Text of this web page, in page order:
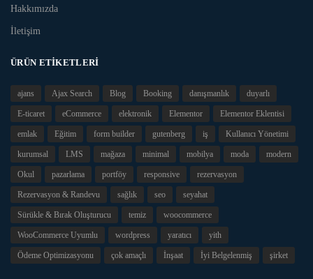
Hakkımızda
İletişim
ÜRÜN ETIKETLERI
ajans Ajax Search Blog Booking danışmanlık duyarlı
E-ticaret eCommerce elektronik Elementor Elementor Eklentisi
emlak Eğitim form builder gutenberg iş Kullanıcı Yönetimi
kurumsal LMS mağaza minimal mobilya moda modern
Okul pazarlama portföy responsive rezervasyon
Rezervasyon & Randevu sağlık seo seyahat
Sürükle & Bırak Oluşturucu temiz woocommerce
WooCommerce Uyumlu wordpress yaratıcı yith
Ödeme Optimizasyonu çok amaçlı İnşaat İyi Belgelenmiş şirket